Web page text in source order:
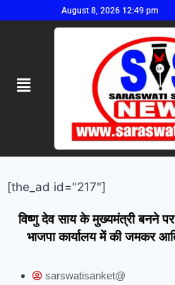
August 8, 2026 12:49 pm
[the_ad id="217"]
विष्णु देव साय के मुख्यमंत्री बनने
भाजपा कार्यालय में की जमकर
sarswatisanket@